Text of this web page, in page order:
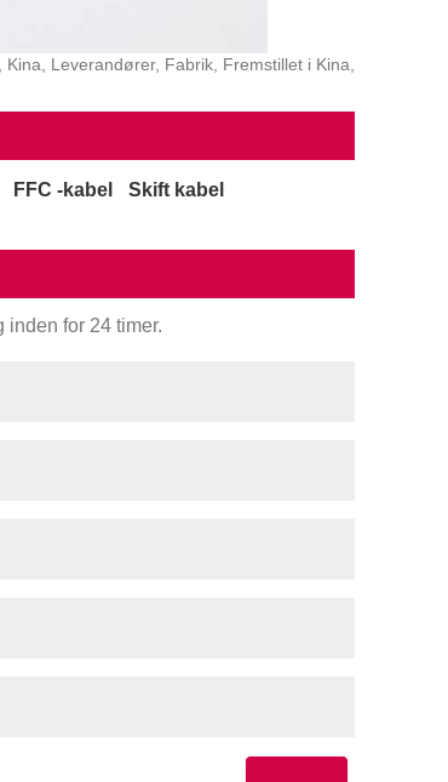
Leverandører, Fabrik, Fremstillet i Kina,
FFC -kabel
Skift kabel
inden for 24 timer.